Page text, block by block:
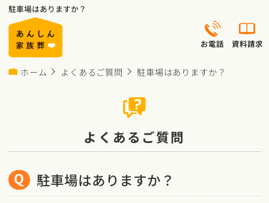
駐車場はありますか？
お電話 資料請求
ホーム よくあるご質問 駐車場はありますか？
よくあるご質問
Q 駐車場はありますか？